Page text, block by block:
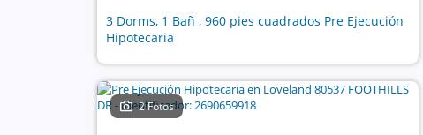
3 Dorms, 1 Bañ , 960 pies cuadrados Pre Ejecución
Hipotecaria
2 Fotos